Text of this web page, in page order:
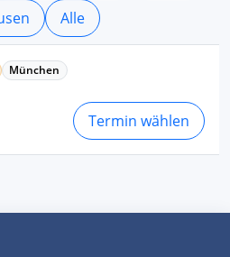
Alle
München
Termin wählen